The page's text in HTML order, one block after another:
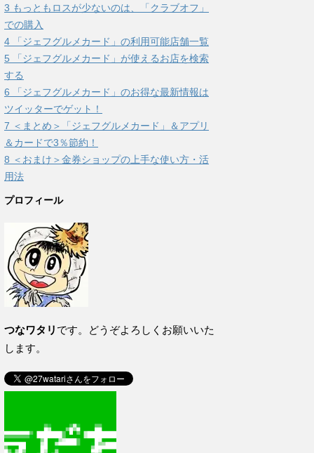
3 もっともロスが少ないのは、「クラブオフ」
での購入
4 「ジェフグルメカード」の利用可能店舗一覧
5 「ジェフグルメカード」が使えるお店を検索
する
6 「ジェフグルメカード」のお得な最新情報は
ツイッターでゲット！
7 ＜まとめ＞「ジェフグルメカード」＆アプリ
＆カードで3％節約！
8 ＜おまけ＞金券ショップの上手な使い方・活
用法
プロフィール
つなワタリ です。どうぞよろしくお願いいた
します。